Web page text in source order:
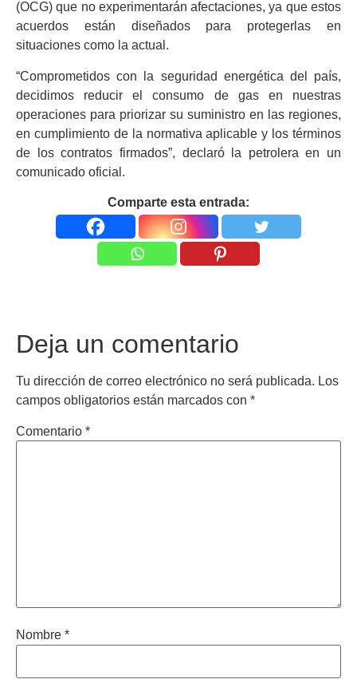
(OCG) que no experimentarán afectaciones, ya que estos
acuerdos están diseñados para protegerlas en
situaciones como la actual.
“Comprometidos con la seguridad energética del país,
decidimos reducir el consumo de gas en nuestras
operaciones para priorizar su suministro en las regiones,
en cumplimiento de la normativa aplicable y los términos
de los contratos firmados”, declaró la petrolera en un
comunicado oficial.
Comparte esta entrada:
Deja un comentario
Tu dirección de correo electrónico no será publicada. Los
campos obligatorios están marcados con *
Comentario *
Nombre *